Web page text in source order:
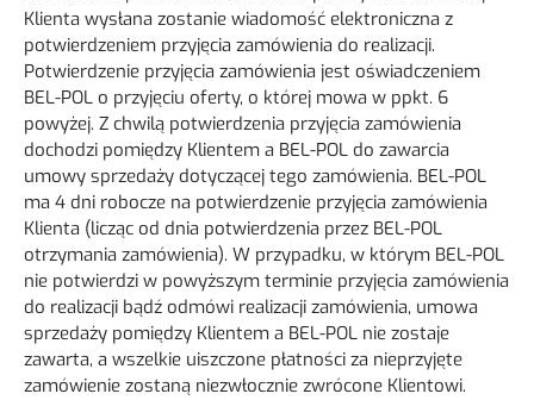
Klienta wysłana zostanie wiadomość elektroniczna z
potwierdzeniem przyjęcia zamówienia do realizacji.
Potwierdzenie przyjęcia zamówienia jest oświadczeniem
BEL-POL o przyjęciu oferty, o której mowa w ppkt. 6
powyżej. Z chwilą potwierdzenia przyjęcia zamówienia
dochodzi pomiędzy Klientem a BEL-POL do zawarcia
umowy sprzedaży dotyczącej tego zamówienia. BEL-POL
ma 4 dni robocze na potwierdzenie przyjęcia zamówienia
Klienta (licząc od dnia potwierdzenia przez BEL-POL
otrzymania zamówienia). W przypadku, w którym BEL-POL
nie potwierdzi w powyższym terminie przyjęcia zamówienia
do realizacji bądź odmówi realizacji zamówienia, umowa
sprzedaży pomiędzy Klientem a BEL-POL nie zostaje
zawarta, a wszelkie uiszczone płatności za nieprzyjęte
zamówienie zostaną niezwłocznie zwrócone Klientowi.